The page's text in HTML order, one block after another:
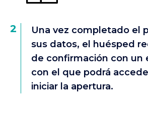
2
Una vez completado el
sus datos, el huésped
de confirmación con un
con el que podrá
iniciar la apertura.